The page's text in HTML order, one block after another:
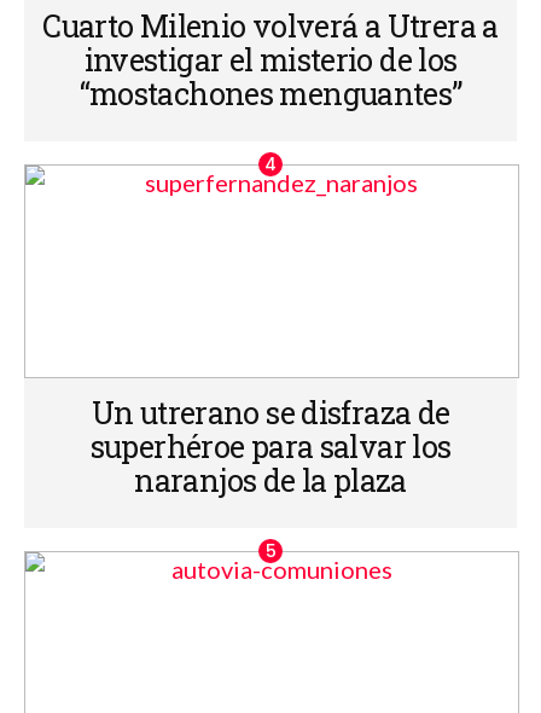
Cuarto Milenio volverá a Utrera a
investigar el misterio de los
“mostachones menguantes”
Un utrerano se disfraza de
superhéroe para salvar los
naranjos de la plaza